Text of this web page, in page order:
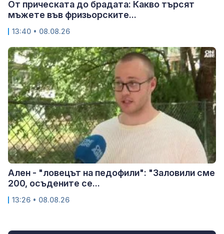
От прическата до брадата: Какво търсят
мъжете във фризьорските...
13:40 • 08.08.26
Ален - "ловецът на педофили": "Заловили сме
200, осъдените се...
13:26 • 08.08.26